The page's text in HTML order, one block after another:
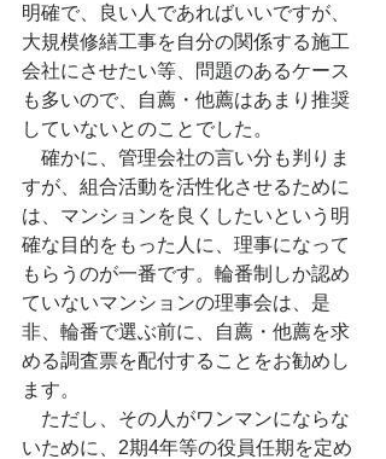
明確で、良い人であればいいですが、
大規模修繕工事を自分の関係する施工
会社にさせたい等、問題のあるケース
も多いので、自薦・他薦はあまり推奨
していないとのことでした。
確かに、管理会社の言い分も判りま
すが、組合活動を活性化させるために
は、マンションを良くしたいという明
確な目的をもった人に、理事になって
もらうのが一番です。輪番制しか認め
ていないマンションの理事会は、是
非、輪番で選ぶ前に、自薦・他薦を求
める調査票を配付することをお勧めし
ます。
ただし、その人がワンマンにならな
いために、2期4年等の役員任期を定め